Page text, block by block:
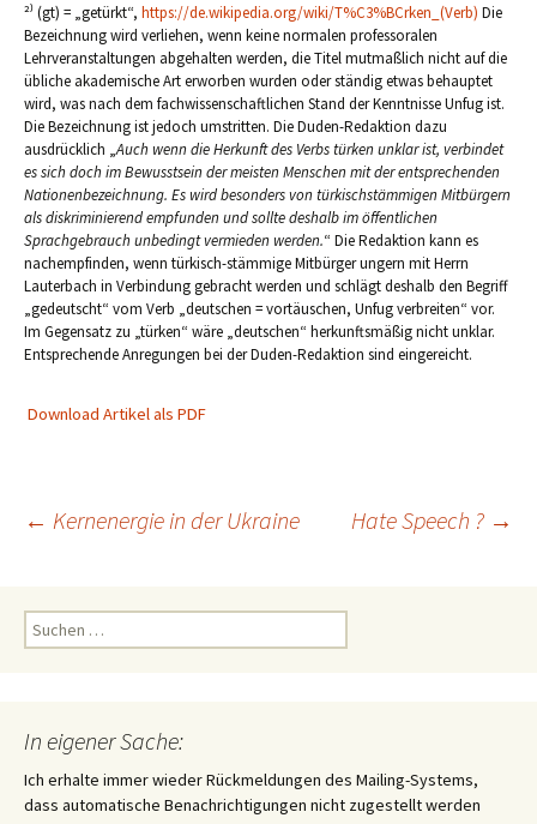
²⁾ (gt) = „getürkt“, https://de.wikipedia.org/wiki/T%C3%BCrken_(Verb) Die
Bezeichnung wird verliehen, wenn keine normalen professoralen
Lehrveranstaltungen abgehalten werden, die Titel mutmaßlich nicht auf die
übliche akademische Art erworben wurden oder ständig etwas behauptet
wird, was nach dem fachwissenschaftlichen Stand der Kenntnisse Unfug ist.
Die Bezeichnung ist jedoch umstritten. Die Duden-Redaktion dazu
ausdrücklich „Auch wenn die Herkunft des Verbs türken unklar ist, verbindet
es sich doch im Bewusstsein der meisten Menschen mit der entsprechenden
Nationenbezeichnung. Es wird besonders von türkischstämmigen Mitbürgern
als diskriminierend empfunden und sollte deshalb im öffentlichen
Sprachgebrauch unbedingt vermieden werden.“ Die Redaktion kann es
nachempfinden, wenn türkisch-stämmige Mitbürger ungern mit Herrn
Lauterbach in Verbindung gebracht werden und schlägt deshalb den Begriff
„gedeutscht“ vom Verb „deutschen = vortäuschen, Unfug verbreiten“ vor.
Im Gegensatz zu „türken“ wäre „deutschen“ herkunftsmäßig nicht unklar.
Entsprechende Anregungen bei der Duden-Redaktion sind eingereicht.
Download Artikel als PDF
Beitragsnavigation
← Kernenergie in der Ukraine Hate Speech ? →
Suchen
nach:
In eigener Sache:
Ich erhalte immer wieder Rückmeldungen des Mailing-Systems,
dass automatische Benachrichtigungen nicht zugestellt werden